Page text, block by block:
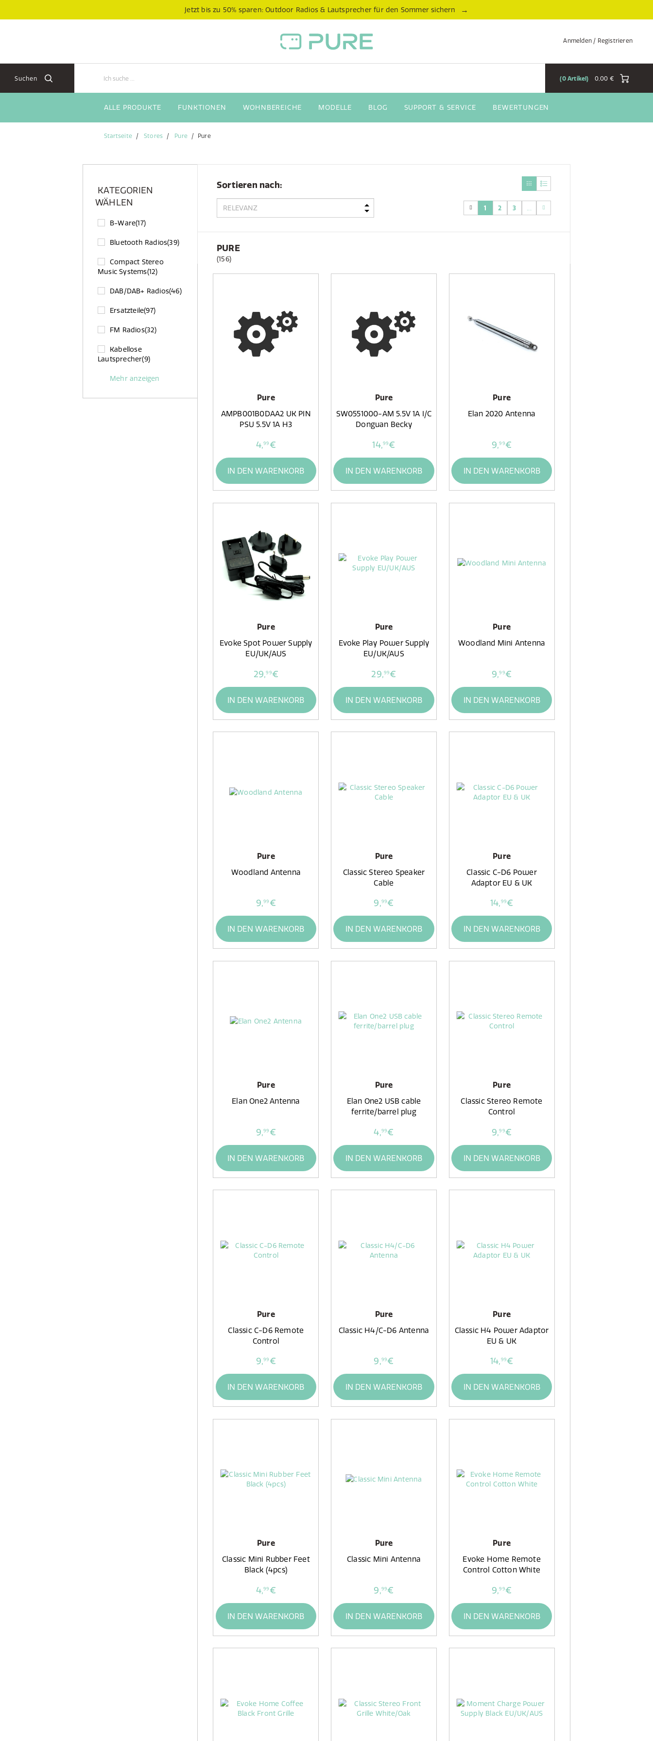
Jetzt bis zu 50% sparen: Outdoor Radios & Lautsprecher für den Sommer sichern →
Anmelden / Registrieren
Suchen 0,00 €
0Artikel
ALLE PRODUKTE FUNKTIONEN WOHNBEREICHE MODELLE BLOG SUPPORT & SERVICE BEWERTUNGEN
Startseite Stores Pure Pure
KATEGORIEN
WÄHLEN
B-Ware(17)
Bluetooth Radios(39)
Compact Stereo
Music Systems(12)
DAB/DAB+ Radios(46)
Ersatzteile(97)
FM Radios(32)
Kabellose
Lautsprecher(9)
Mehr anzeigen
Sortieren nach:
1(current)
2 3
PURE
(156)
Pure
AMPB001B0DAA2 UK PIN
PSU 5.5V 1A H3
4,99 €
IN DEN WARENKORB
Pure
SW0551000-AM 5.5V 1A I/C
Donguan Becky
14,99€
IN DEN WARENKORB
Pure
Elan 2020 Antenna
9,99€
IN DEN WARENKORB
Pure
Evoke Spot Power Supply
EU/UK/AUS
29,99€
IN DEN WARENKORB
Pure
Evoke Play Power Supply
EU/UK/AUS
29,99€
IN DEN WARENKORB
Pure
Woodland Mini Antenna
9,99€
IN DEN WARENKORB
Pure
Woodland Antenna
9,99 €
IN DEN WARENKORB
Pure
Classic Stereo Speaker
Cable
9,99€
IN DEN WARENKORB
Pure
Classic C-D6 Power
Adaptor EU & UK
14,99€
IN DEN WARENKORB
Pure
Elan One2 Antenna
9,99 €
IN DEN WARENKORB
Pure
Elan One2 USB cable
ferrite/barrel plug
4,99€
IN DEN WARENKORB
Pure
Classic Stereo Remote
Control
9,99€
IN DEN WARENKORB
Pure
Classic C-D6 Remote
Control
9,99 €
IN DEN WARENKORB
Pure
Classic H4/C-D6 Antenna
9,99€
IN DEN WARENKORB
Pure
Classic H4 Power Adaptor
EU & UK
14,99€
IN DEN WARENKORB
Pure
Classic Mini Rubber Feet
Black (4pcs)
4,99 €
IN DEN WARENKORB
Pure
Classic Mini Antenna
9,99€
IN DEN WARENKORB
Pure
Evoke Home Remote
Control Cotton White
9,99€
IN DEN WARENKORB